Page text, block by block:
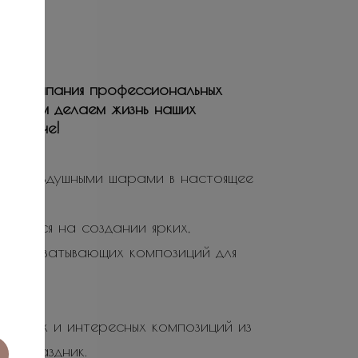
компания профессиональных
делаем жизнь наших
и ярче!
воздушными шарами в настоящее
на создании ярких,
захватывающих композиций для
ярких и интересных композиций из
праздник.